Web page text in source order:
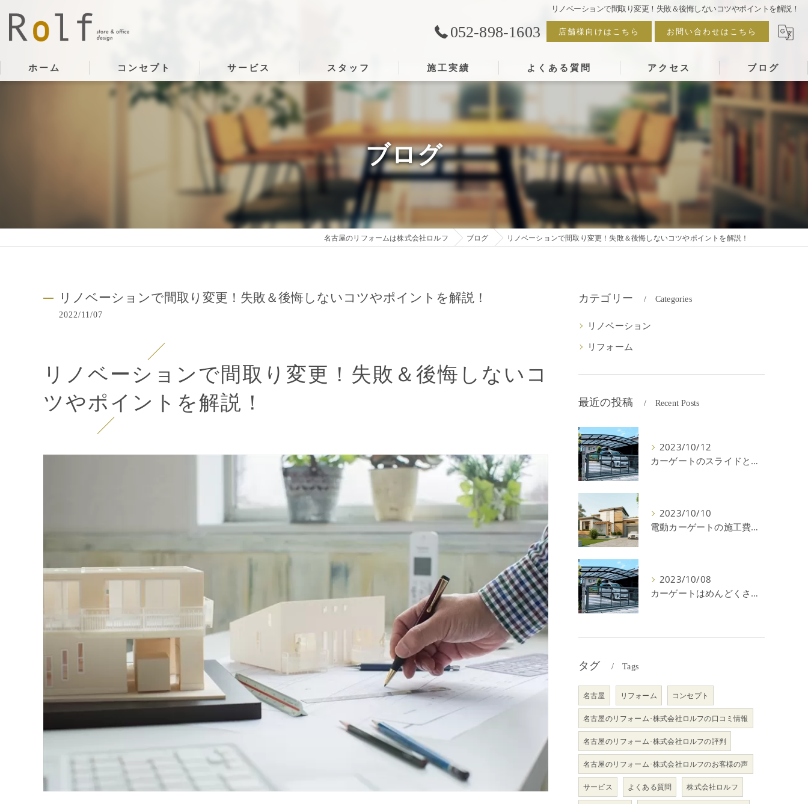
リノベーションで間取り変更！失敗＆後悔しないコツやポイントを解説！
052-898-1603 店舗様向けはこちら お問い合わせはこちら
ホーム コンセプト サービス スタッフ 施工実績 よくある質問 アクセス ブログ
ブログ
名古屋のリフォームは株式会社ロルフ ブログ リノベーションで間取り変更！失敗＆後悔しないコツやポイントを解説！
リノベーションで間取り変更！失敗＆後悔しないコツやポイントを解説！
2022/11/07
リノベーションで間取り変更！失敗＆後悔しないコ
ツやポイントを解説！
カテゴリー Categories
リノベーション
リフォーム
最近の投稿 Recent Posts
2023/10/12
カーゲートのスライドと跳ね上げの違いやメリットデメリットを解説！
2023/10/10
電動カーゲートの施工費用はいくら？耐用年数や注意点を解説！
2023/10/08
カーゲートはめんどくさい＆後悔？メリット・デメリットを解説！
タグ Tags
名古屋 リフォーム コンセプト
名古屋のリフォーム･株式会社ロルフの口コミ情報
名古屋のリフォーム･株式会社ロルフの評判
名古屋のリフォーム･株式会社ロルフのお客様の声
サービス よくある質問 株式会社ロルフ